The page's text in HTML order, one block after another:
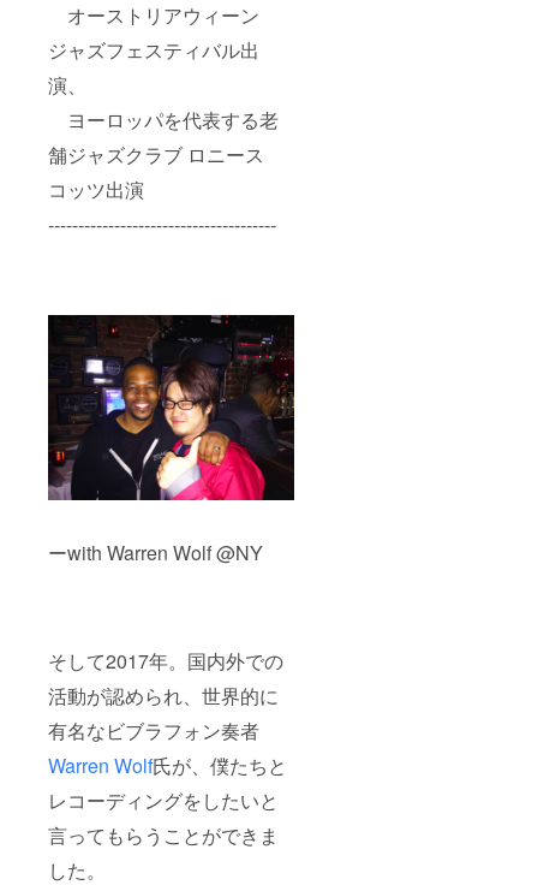
オーストリアウィーン
ジャズフェスティバル出
演、
ヨーロッパを代表する老
舗ジャズクラブ ロニース
コッツ出演
--------------------------------------
ーwith Warren Wolf @NY
そして2017年。国内外での
活動が認められ、世界的に
有名なビブラフォン奏者
Warren Wolf氏が、僕たちと
レコーディングをしたいと
言ってもらうことができま
した。